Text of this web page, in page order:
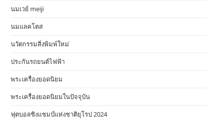
นมเวย์ meiji
นมแลคโตส
นวัตกรรมสิ่งพิมพ์ใหม่
ประกันรถยนต์ไฟฟ้า
พระเครื่องยอดนิยม
พระเครื่องยอดนิยมในปัจจุบัน
ฟุตบอลชิงแชมป์แห่งชาติยุโรป 2024